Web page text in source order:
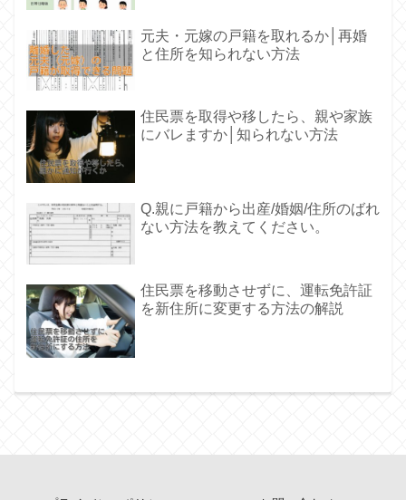
元夫・元嫁の戸籍を取れるか│再婚
と住所を知られない方法
住民票を取得や移したら、親や家族
にバレますか│知られない方法
Q.親に戸籍から出産/婚姻/住所のばれ
ない方法を教えてください。
住民票を移動させずに、運転免許証
を新住所に変更する方法の解説